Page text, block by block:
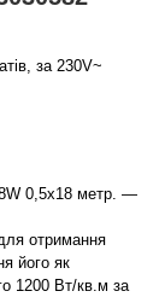
за 230V~
0,5х18 метр. —
отримання
його як
1200 Вт/кв.м за